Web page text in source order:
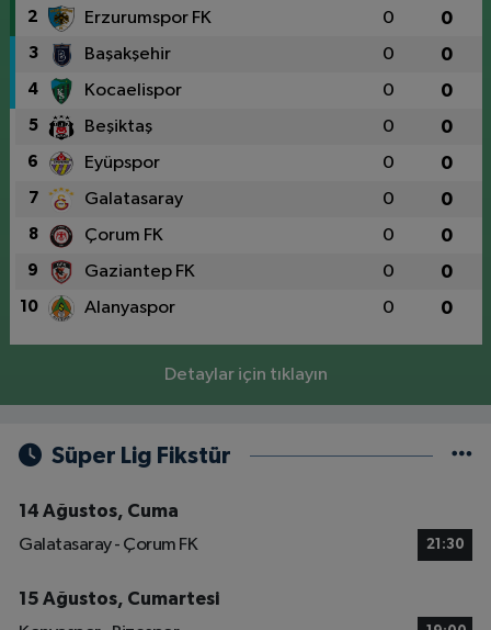
2 Erzurumspor FK 0 0
3 Başakşehir 0 0
4 Kocaelispor 0 0
5 Beşiktaş 0 0
6 Eyüpspor 0 0
7 Galatasaray 0 0
8 Çorum FK 0 0
9 Gaziantep FK 0 0
10 Alanyaspor 0 0
Detaylar için tıklayın
Süper Lig Fikstür
14 Ağustos, Cuma
Galatasaray - Çorum FK
21:30
15 Ağustos, Cumartesi